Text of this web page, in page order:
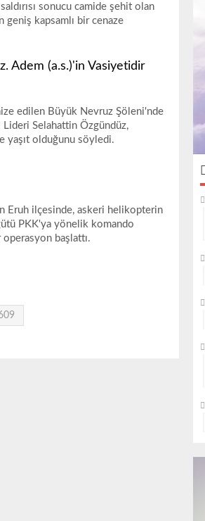
sonucu camide şehit olan
kapsamlı bir cenaze
Adem (a.s.)'in Vasiyetidir
edilen Büyük Nevruz Şöleni'nde
Selahattin Özgündüz,
yaşıt olduğunu söyledi.
Eruh ilçesinde, askeri helikopterin
PKK'ya yönelik komando
operasyon başlattı.